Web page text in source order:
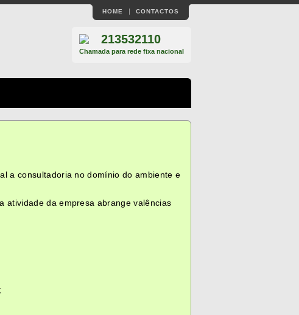
HOME CONTACTOS
213532110
Chamada para rede fixa nacional
a consultadoria no domínio do ambiente e
atividade da empresa abrange valências